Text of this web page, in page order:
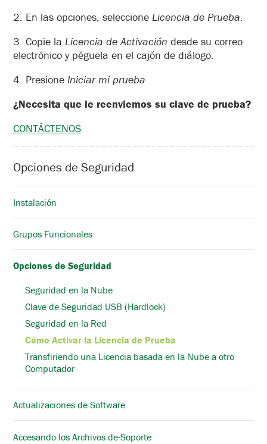
2. En las opciones, seleccione Licencia de Prueba.
3. Copie la Licencia de Activación desde su correo
electrónico y péguela en el cajón de diálogo.
4. Presione Iniciar mi prueba
¿Necesita que le reenviemos su clave de prueba?
CONTÁCTENOS
Opciones de Seguridad
Instalación
Grupos Funcionales
Opciones de Seguridad
Seguridad en la Nube
Clave de Seguridad USB (Hardlock)
Seguridad en la Red
Cómo Activar la Licencia de Prueba
Transfiriendo una Licencia basada en la Nube a otro
Computador
Actualizaciones de Software
Accesando los Archivos de-Soporte